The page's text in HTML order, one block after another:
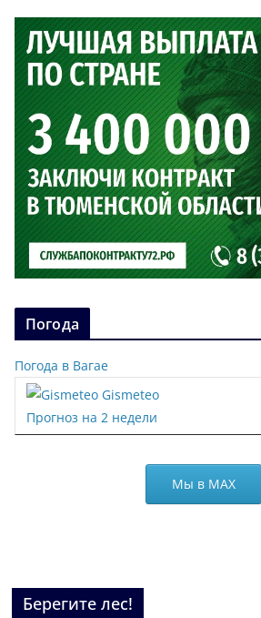
Погода
Погода в Вагае
Gismeteo
Прогноз на 2 недели
Мы в МАХ
Берегите лес!